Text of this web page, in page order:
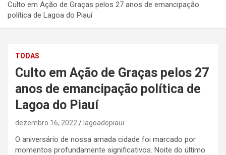
Culto em Ação de Graças pelos 27 anos de emancipação
política de Lagoa do Piauí
TODAS
Culto em Ação de Graças pelos 27
anos de emancipação política de
Lagoa do Piauí
dezembro 16, 2022 lagoadopiaui
O aniversário de nossa amada cidade foi marcado por
momentos profundamente significativos. Noite do último